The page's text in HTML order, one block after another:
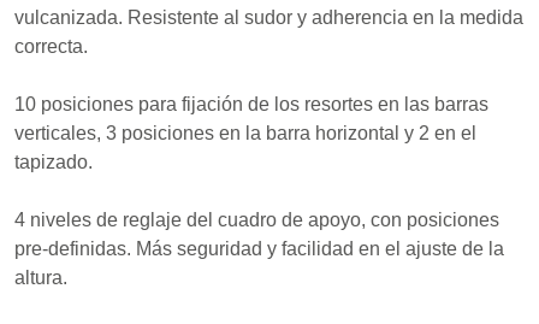
vulcanizada. Resistente al sudor y adherencia en la medida
correcta.
10 posiciones para fijación de los resortes en las barras
verticales, 3 posiciones en la barra horizontal y 2 en el
tapizado.
4 niveles de reglaje del cuadro de apoyo, con posiciones
pre-definidas. Más seguridad y facilidad en el ajuste de la
altura.